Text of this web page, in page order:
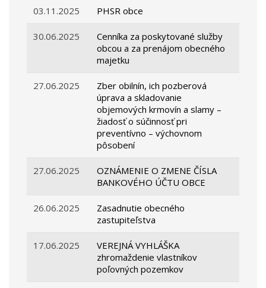
03.11.2025 PHSR obce
30.06.2025
Cenníka za poskytované služby
obcou a za prenájom obecného
majetku
27.06.2025
Zber obilnín, ich pozberová
úprava a skladovanie
objemových krmovín a slamy –
žiadosť o súčinnosť pri
preventívno – výchovnom
pôsobení
27.06.2025
OZNÁMENIE O ZMENE ČÍSLA
BANKOVÉHO ÚČTU OBCE
26.06.2025
Zasadnutie obecného
zastupiteľstva
17.06.2025
VEREJNÁ VYHLÁŠKA
zhromaždenie vlastníkov
poľovných pozemkov